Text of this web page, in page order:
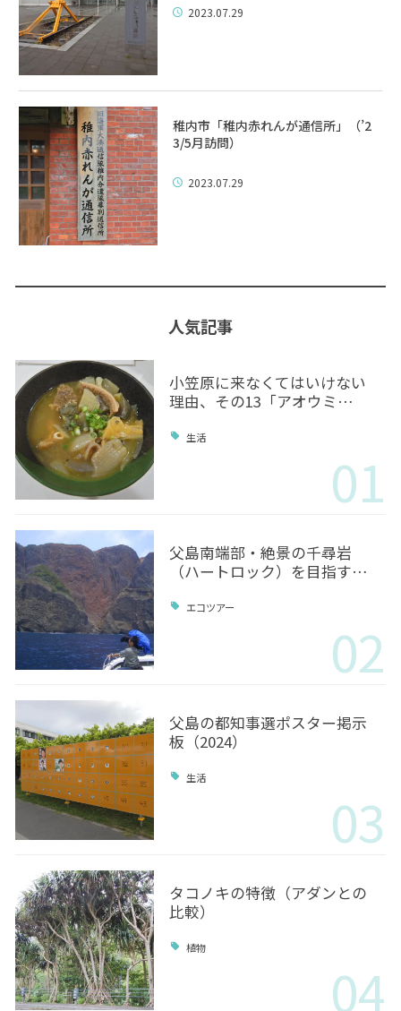
2023.07.29
稚内市「稚内赤れんが通信所」（’2
3/5月訪問）
2023.07.29
人気記事
小笠原に来なくてはいけない
理由、その13「アオウミ…
生活
01
父島南端部・絶景の千尋岩
（ハートロック）を目指す…
エコツアー
02
父島の都知事選ポスター掲示
板（2024）
生活
03
タコノキの特徴（アダンとの
比較）
植物
04